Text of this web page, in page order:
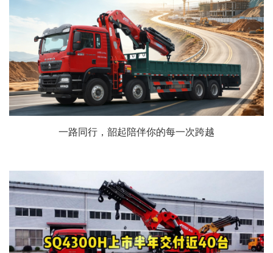
一路同行，韶起陪伴你的每一次跨越